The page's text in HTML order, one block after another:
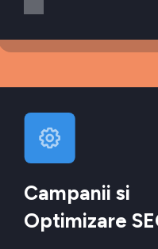
Campanii si
Optimizare